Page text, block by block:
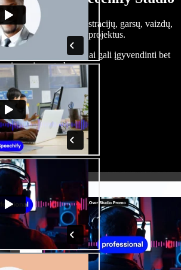
nemokamų iliustracijų, garsų, vaizdų,
pilnus, įspūdingus projektus.
naršyklėje – kūrėjai gali įgyvendinti bet
senųjų metodų.